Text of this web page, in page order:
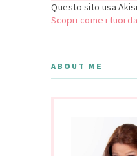
Questo sito usa
Scopri come i tuoi
ABOUT ME